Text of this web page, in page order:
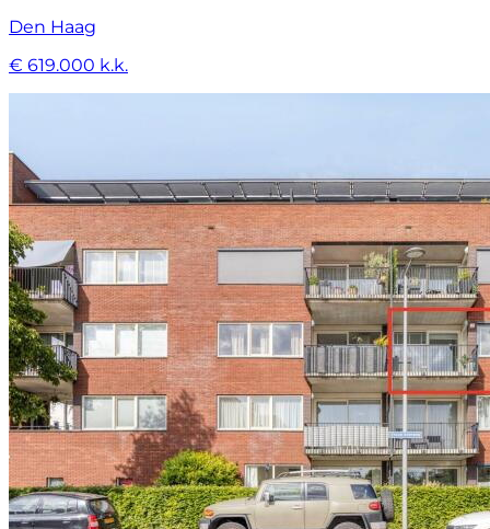
Den Haag
€ 619.000 k.k.